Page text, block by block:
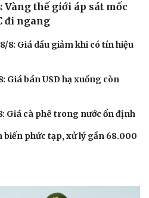
Vàng thế giới áp sát mốc
đi ngang
8: Giá dầu giảm khi có tín hiệu
Giá bán USD hạ xuống còn
Giá cà phê trong nước ổn định
biến phức tạp, xử lý gần 68.000